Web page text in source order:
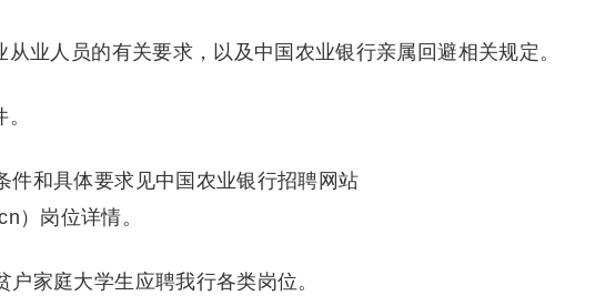
人员的有关要求，以及中国农业银行亲属回避相关规定。
和具体要求见中国农业银行招聘网站
）岗位详情。
家庭大学生应聘我行各类岗位。